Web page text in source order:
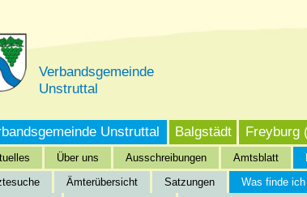
Verbandsgemeinde
Unstruttal
Unstruttal
Über uns Ausschreibungen Amtsblatt
Ämterübersicht Satzungen Was finde
Balgstädt Freyburg